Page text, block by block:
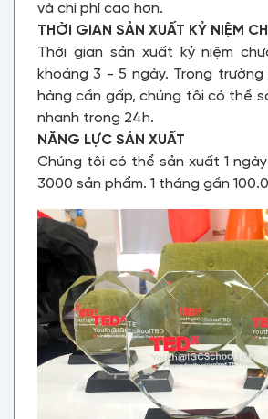
và chi phí cao hơn.
THỜI GIAN SẢN XUẤT KỶ NIỆM
Thời gian sản xuất kỷ niệm
khoảng 3 - 5 ngày. Trong trường
hàng cần gấp, chúng tôi có thể
nhanh trong 24h.
NĂNG LỰC SẢN XUẤT
Chúng tôi có thể sản xuất 1
3000 sản phẩm. 1 tháng gần